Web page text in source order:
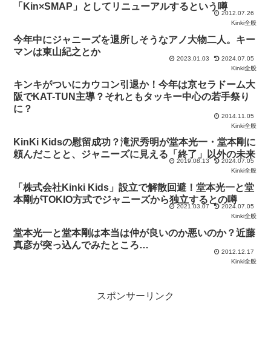
「Kin×SMAP」としてリニューアルするという噂
2012.07.26
Kinki全般
今年中にジャニーズを退所しそうなアノ大物二人。キー
マンは東山紀之とか
2023.01.03
2024.07.05
Kinki全般
キンキがついにカウコン引退か！今年は京セラドーム大
阪でKAT-TUN主導？それともタッキー中心の若手祭り
に？
2014.11.05
Kinki全般
KinKi Kidsの慰留成功？滝沢秀明が堂本光一・堂本剛に
頼んだことと、ジャニーズに見える「終了」以外の未来
2019.08.13
2024.07.05
Kinki全般
「株式会社Kinki Kids」設立で解散回避！堂本光一と堂
本剛がTOKIO方式でジャニーズから独立するとの噂
2021.03.07
2024.07.05
Kinki全般
堂本光一と堂本剛は本当は仲が良いのか悪いのか？近藤
真彦が突っ込んでみたところ…
2012.12.17
Kinki全般
スポンサーリンク